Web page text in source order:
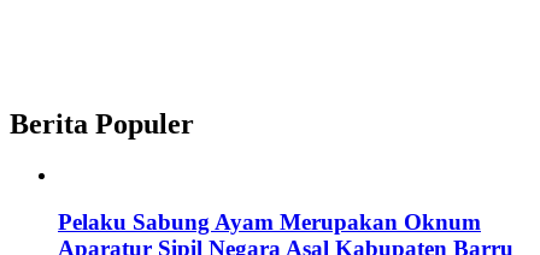
Berita Populer
Pelaku Sabung Ayam Merupakan Oknum
Aparatur Sipil Negara Asal Kabupaten Barru